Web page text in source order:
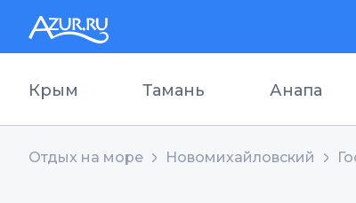
Крым Тамань Анапа
Отдых на море Новомихайловский